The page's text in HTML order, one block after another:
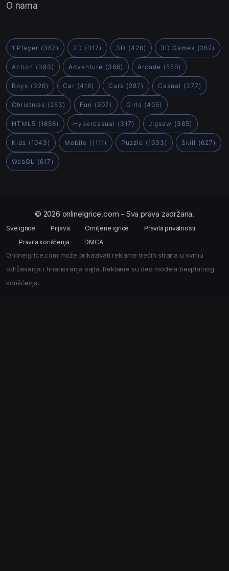
O nama
1 Player (387) 2D (317) 3D (426) 3D Games (262)
Action (393) Adventure (366) Arcade (550)
Boys (326) Car (416) Cars (287) Casual (377)
Christmas (263) Fun (907) Girls (405)
HTML5 (1898) Hypercasual (317) Jigsaw (385)
Kids (1043) Mobile (1111) Puzzle (1033) Skill (627)
WebGL (617)
© 2026 onlineIgrice.com - Sva prava zadržana.
Sve igrice Prijava Omiljene igrice
Pravila privatnosti
Pravila korišćenja
DMCA
OnlineIgrice.com može prikazivati reklame trećih strana u svrhu
održavanja i finansiranja sajta. Reklame su deo modela besplatnog
korišćenja.